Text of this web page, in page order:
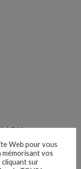
F/H
Web pour vous
vos
cliquant sur